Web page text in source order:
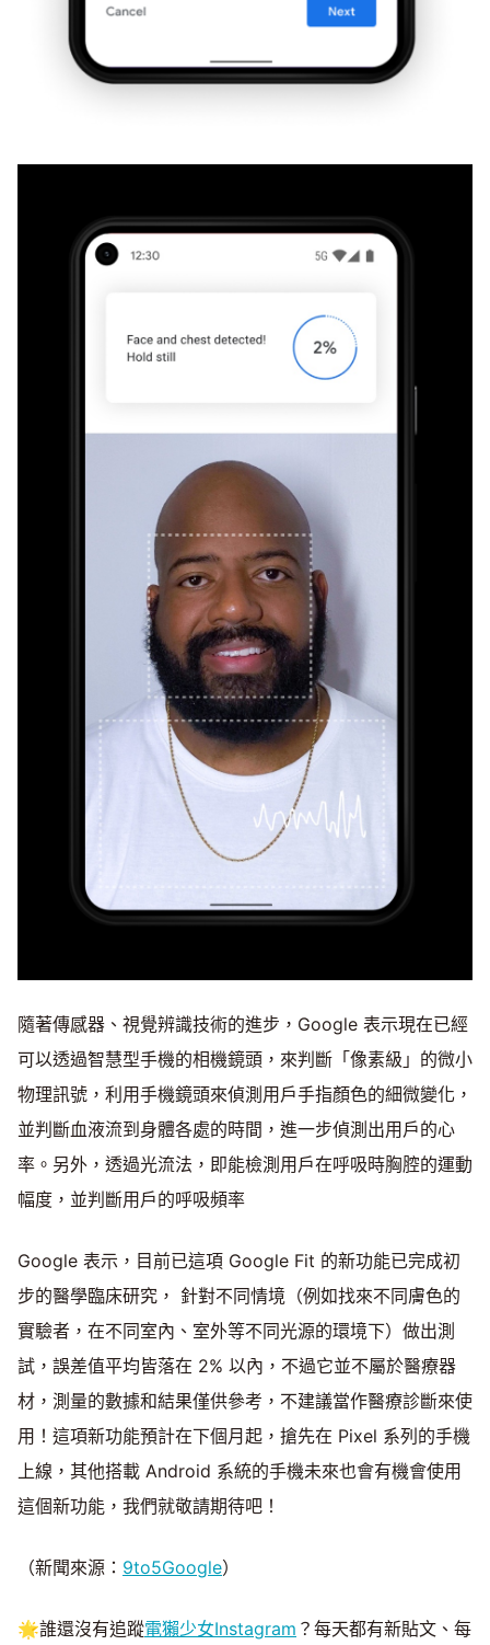
隨著傳感器、視覺辨識技術的進步，Google 表示現在已經
可以透過智慧型手機的相機鏡頭，來判斷「像素級」的微小
物理訊號，利用手機鏡頭來偵測用戶手指顏色的細微變化，
並判斷血液流到身體各處的時間，進一步偵測出用戶的心
率。另外，透過光流法，即能檢測用戶在呼吸時胸腔的運動
幅度，並判斷用戶的呼吸頻率
Google 表示，目前已這項 Google Fit 的新功能已完成初
步的醫學臨床研究， 針對不同情境（例如找來不同膚色的
實驗者，在不同室內、室外等不同光源的環境下）做出測
試，誤差值平均皆落在 2% 以內，不過它並不屬於醫療器
材，測量的數據和結果僅供參考，不建議當作醫療診斷來使
用！這項新功能預計在下個月起，搶先在 Pixel 系列的手機
上線，其他搭載 Android 系統的手機未來也會有機會使用
這個新功能，我們就敬請期待吧！
（新聞來源： 9to5Google）
🌟誰還沒有追蹤電獺少女Instagram ？每天都有新貼文、每